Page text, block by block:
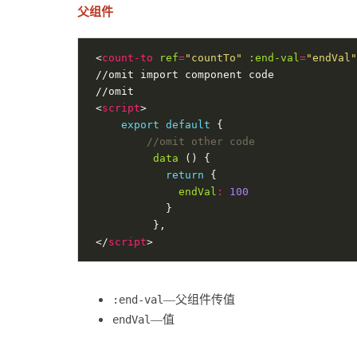
父组件
<count-to ref="countTo" :end-val ="endVal"
<script >
export default
data
return
endVal :
100
</script >
:end-val—父组件传值
endVal—值